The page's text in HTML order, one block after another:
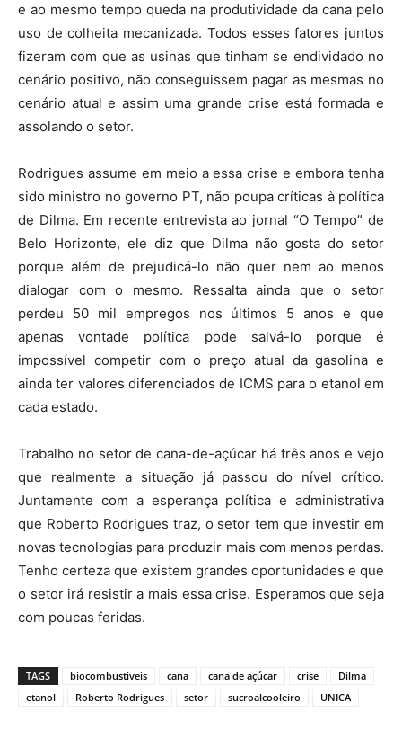
e ao mesmo tempo queda na produtividade da cana pelo
uso de colheita mecanizada. Todos esses fatores juntos
fizeram com que as usinas que tinham se endividado no
cenário positivo, não conseguissem pagar as mesmas no
cenário atual e assim uma grande crise está formada e
assolando o setor.
Rodrigues assume em meio a essa crise e embora tenha
sido ministro no governo PT, não poupa críticas à política
de Dilma. Em recente entrevista ao jornal “O Tempo” de
Belo Horizonte, ele diz que Dilma não gosta do setor
porque além de prejudicá-lo não quer nem ao menos
dialogar com o mesmo. Ressalta ainda que o setor
perdeu 50 mil empregos nos últimos 5 anos e que
apenas vontade política pode salvá-lo porque é
impossível competir com o preço atual da gasolina e
ainda ter valores diferenciados de ICMS para o etanol em
cada estado.
Trabalho no setor de cana-de-açúcar há três anos e vejo
que realmente a situação já passou do nível crítico.
Juntamente com a esperança política e administrativa
que Roberto Rodrigues traz, o setor tem que investir em
novas tecnologias para produzir mais com menos perdas.
Tenho certeza que existem grandes oportunidades e que
o setor irá resistir a mais essa crise. Esperamos que seja
com poucas feridas.
TAGS biocombustiveis cana cana de açúcar crise
Dilma
etanol
Roberto Rodrigues setor sucroalcooleiro UNICA